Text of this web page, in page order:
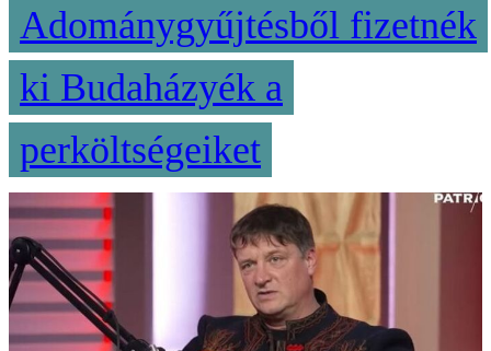
Adománygyűjtésből fizetnék
ki Budaházyék a
perköltségeiket